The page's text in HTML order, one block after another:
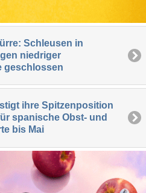
Schleusen in
niedriger
geschlossen
ihre Spitzenposition
spanische Obst- und
bis Mai